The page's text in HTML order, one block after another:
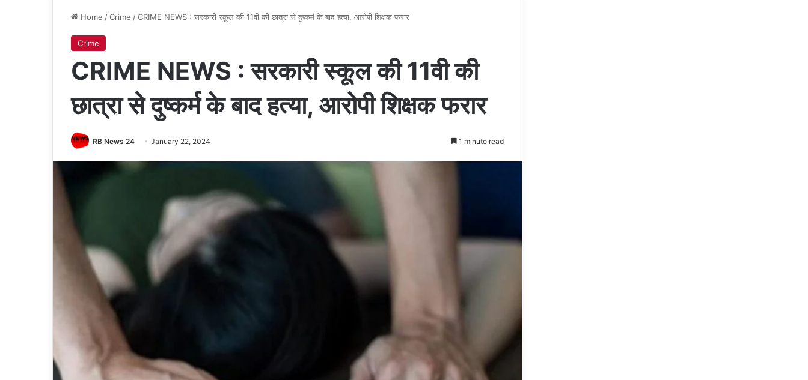
Home /Crime /CRIME NEWS : सरकारी स्कूल की 11वी की छात्रा से दुष्कर्म के बाद हत्या, आरोपी शिक्षक फरार
Crime
CRIME NEWS : सरकारी स्कूल की 11वी की
छात्रा से दुष्कर्म के बाद हत्या, आरोपी शिक्षक फरार
RB News 24 January 22, 2024 1 minute read